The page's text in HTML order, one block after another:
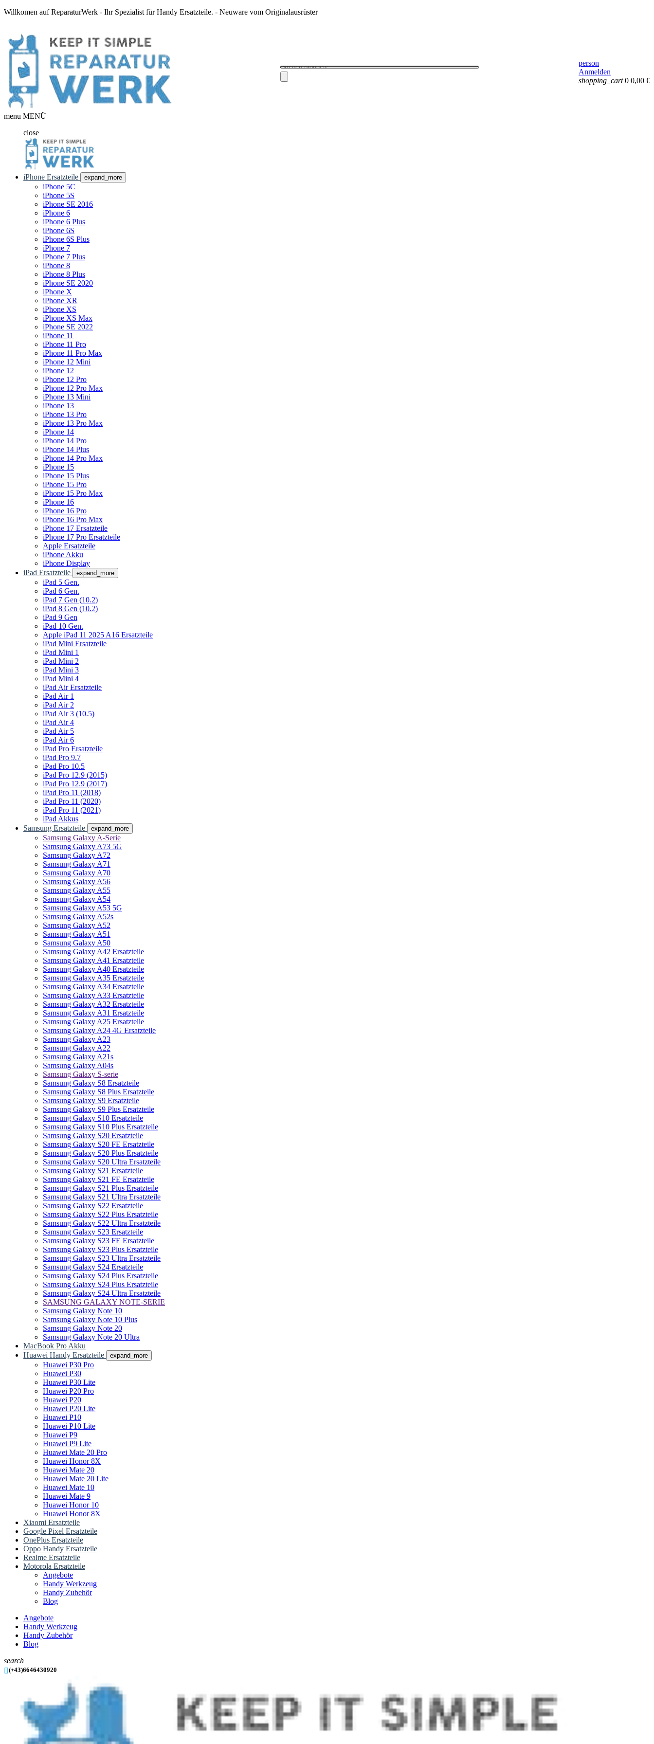
Willkomen auf ReparaturWerk - Ihr Spezialist für Handy Ersatzteile. - Neuware vom Originalausrüster
person
Anmelden
shopping_cart 0 0,00 €
menu MENÜ
close
iPhone Ersatzteile expand_more
iPhone 5C
iPhone 5S
iPhone SE 2016
iPhone 6
iPhone 6 Plus
iPhone 6S
iPhone 6S Plus
iPhone 7
iPhone 7 Plus
iPhone 8
iPhone 8 Plus
iPhone SE 2020
iPhone X
iPhone XR
iPhone XS
iPhone XS Max
iPhone SE 2022
iPhone 11
iPhone 11 Pro
iPhone 11 Pro Max
iPhone 12 Mini
iPhone 12
iPhone 12 Pro
iPhone 12 Pro Max
iPhone 13 Mini
iPhone 13
iPhone 13 Pro
iPhone 13 Pro Max
iPhone 14
iPhone 14 Pro
iPhone 14 Plus
iPhone 14 Pro Max
iPhone 15
iPhone 15 Plus
iPhone 15 Pro
iPhone 15 Pro Max
iPhone 16
iPhone 16 Pro
iPhone 16 Pro Max
iPhone 17 Ersatzteile
iPhone 17 Pro Ersatzteile
Apple Ersatzteile
iPhone Akku
iPhone Display
iPad Ersatzteile
expand_more
iPad 5 Gen.
iPad 6 Gen.
iPad 7 Gen (10.2)
iPad 8 Gen (10.2)
iPad 9 Gen
iPad 10 Gen.
Apple iPad 11 2025 A16 Ersatzteile
iPad Mini Ersatzteile
iPad Mini 1
iPad Mini 2
iPad Mini 3
iPad Mini 4
iPad Air Ersatzteile
iPad Air 1
iPad Air 2
iPad Air 3 (10.5)
iPad Air 4
iPad Air 5
iPad Air 6
iPad Pro Ersatzteile
iPad Pro 9.7
iPad Pro 10.5
iPad Pro 12.9 (2015)
iPad Pro 12.9 (2017)
iPad Pro 11 (2018)
iPad Pro 11 (2020)
iPad Pro 11 (2021)
iPad Akkus
Samsung Ersatzteile
expand_more
Samsung Galaxy A-Serie
Samsung Galaxy A73 5G
Samsung Galaxy A72
Samsung Galaxy A71
Samsung Galaxy A70
Samsung Galaxy A56
Samsung Galaxy A55
Samsung Galaxy A54
Samsung Galaxy A53 5G
Samsung Galaxy A52s
Samsung Galaxy A52
Samsung Galaxy A51
Samsung Galaxy A50
Samsung Galaxy A42 Ersatzteile
Samsung Galaxy A41 Ersatzteile
Samsung Galaxy A40 Ersatzteile
Samsung Galaxy A35 Ersatzteile
Samsung Galaxy A34 Ersatzteile
Samsung Galaxy A33 Ersatzteile
Samsung Galaxy A32 Ersatzteile
Samsung Galaxy A31 Ersatzteile
Samsung Galaxy A25 Ersatzteile
Samsung Galaxy A24 4G Ersatzteile
Samsung Galaxy A23
Samsung Galaxy A22
Samsung Galaxy A21s
Samsung Galaxy A04s
Samsung Galaxy S-serie
Samsung Galaxy S8 Ersatzteile
Samsung Galaxy S8 Plus Ersatzteile
Samsung Galaxy S9 Ersatzteile
Samsung Galaxy S9 Plus Ersatzteile
Samsung Galaxy S10 Ersatzteile
Samsung Galaxy S10 Plus Ersatzteile
Samsung Galaxy S20 Ersatzteile
Samsung Galaxy S20 FE Ersatzteile
Samsung Galaxy S20 Plus Ersatzteile
Samsung Galaxy S20 Ultra Ersatzteile
Samsung Galaxy S21 Ersatzteile
Samsung Galaxy S21 FE Ersatzteile
Samsung Galaxy S21 Plus Ersatzteile
Samsung Galaxy S21 Ultra Ersatzteile
Samsung Galaxy S22 Ersatzteile
Samsung Galaxy S22 Plus Ersatzteile
Samsung Galaxy S22 Ultra Ersatzteile
Samsung Galaxy S23 Ersatzteile
Samsung Galaxy S23 FE Ersatzteile
Samsung Galaxy S23 Plus Ersatzteile
Samsung Galaxy S23 Ultra Ersatzteile
Samsung Galaxy S24 Ersatzteile
Samsung Galaxy S24 Plus Ersatzteile
Samsung Galaxy S24 Plus Ersatzteile
Samsung Galaxy S24 Ultra Ersatzteile
SAMSUNG GALAXY NOTE-SERIE
Samsung Galaxy Note 10
Samsung Galaxy Note 10 Plus
Samsung Galaxy Note 20
Samsung Galaxy Note 20 Ultra
MacBook Pro Akku
Huawei Handy Ersatzteile
expand_more
Huawei P30 Pro
Huawei P30
Huawei P30 Lite
Huawei P20 Pro
Huawei P20
Huawei P20 Lite
Huawei P10
Huawei P10 Lite
Huawei P9
Huawei P9 Lite
Huawei Mate 20 Pro
Huawei Honor 8X
Huawei Mate 20
Huawei Mate 20 Lite
Huawei Mate 10
Huawei Mate 9
Huawei Honor 10
Huawei Honor 8X
Xiaomi Ersatzteile
Google Pixel Ersatzteile
OnePlus Ersatzteile
Oppo Handy Ersatzteile
Realme Ersatzteile
Motorola Ersatzteile
Angebote
Handy Werkzeug
Handy Zubehör
Blog
Angebote
Handy Werkzeug
Handy Zubehör
Blog
search
(+43)6646430920